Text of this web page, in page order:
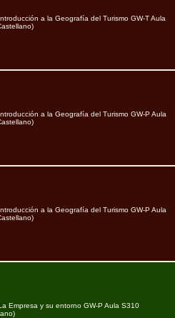
a la Geografía del Turismo GW-T Aula
a la Geografía del Turismo GW-P Aula
a la Geografía del Turismo GW-P Aula
Empresa y su entorno GW-P Aula S310